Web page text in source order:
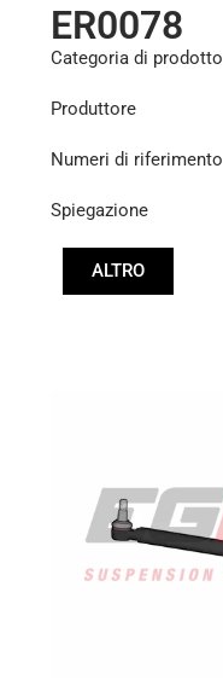
ER0078
Categoria di prodotto
Produttore
Numeri di riferimento
Spiegazione
ALTRO